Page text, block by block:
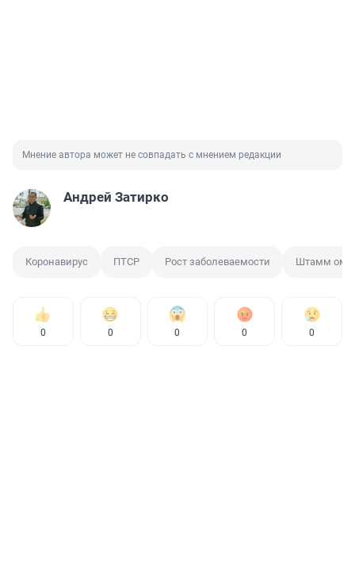
Мнение автора может не совпадать с мнением редакции
Андрей Затирко
Коронавирус ПТСР Рост заболеваемости Штамм
0 0 0 0 0